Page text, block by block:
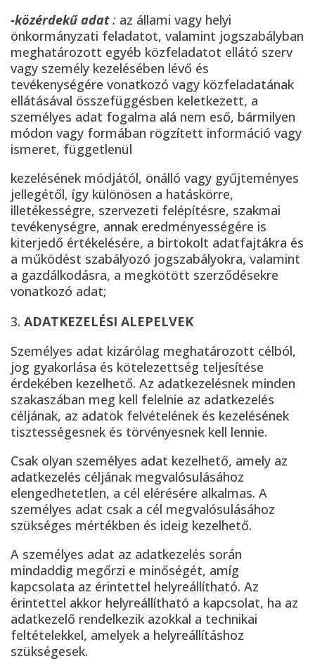
-közérdekű adat: az állami vagy helyi
önkormányzati feladatot, valamint jogszabályban
meghatározott egyéb közfeladatot ellátó szerv
vagy személy kezelésében lévő és
tevékenységére vonatkozó vagy közfeladatának
ellátásával összefüggésben keletkezett, a
személyes adat fogalma alá nem eső, bármilyen
módon vagy formában rögzített információ vagy
ismeret, függetlenül
kezelésének módjától, önálló vagy gyűjteményes
jellegétől, így különösen a hatáskörre,
illetékességre, szervezeti felépítésre, szakmai
tevékenységre, annak eredményességére is
kiterjedő értékelésére, a birtokolt adatfajtákra és
a működést szabályozó jogszabályokra, valamint
a gazdálkodásra, a megkötött szerződésekre
vonatkozó adat;
ADATKEZELÉSI ALEPELVEK
Személyes adat kizárólag meghatározott célból,
jog gyakorlása és kötelezettség teljesítése
érdekében kezelhető. Az adatkezelésnek minden
szakaszában meg kell felelnie az adatkezelés
céljának, az adatok felvételének és kezelésének
tisztességesnek és törvényesnek kell lennie.
Csak olyan személyes adat kezelhető, amely az
adatkezelés céljának megvalósulásához
elengedhetetlen, a cél elérésére alkalmas. A
személyes adat csak a cél megvalósulásához
szükséges mértékben és ideig kezelhető.
A személyes adat az adatkezelés során
mindaddig megőrzi e minőségét, amíg
kapcsolata az érintettel helyreállítható. Az
érintettel akkor helyreállítható a kapcsolat, ha az
adatkezelő rendelkezik azokkal a technikai
feltételekkel, amelyek a helyreállításhoz
szükségesek.